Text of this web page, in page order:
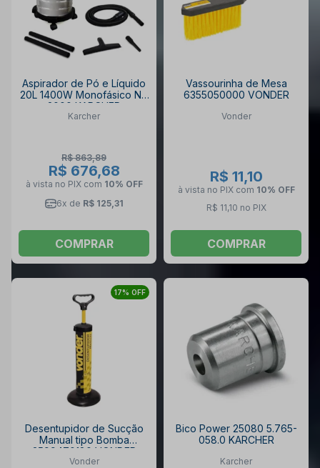
Aspirador de Pó e Líquido
20L 1400W Monofásico NT
2000 KARCHER
Karcher
R$ 863,89
R$ 676,68
à vista no PIX com 10% OFF
6x de R$ 125,31
COMPRAR
Vassourinha de Mesa
6355050000 VONDER
Vonder
R$ 11,10
à vista no PIX com 10% OFF
R$ 11,10 no PIX
COMPRAR
17% OFF
Desentupidor de Sucção
Manual tipo Bomba
3599470180 VONDER
Vonder
Bico Power 25080 5.765-
058.0 KARCHER
Karcher